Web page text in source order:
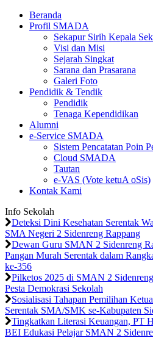
Beranda
Profil SMADA
Sekapur Sirih Kepala
Visi dan Misi
Sejarah Singkat
Sarana dan Prasarana
Galeri Foto
Pendidik & Tendik
Pendidik
Tenaga Kependidikan
Alumni
e-Service SMADA
Sistem Pencatatan Poin
Cloud SMADA
Tautan
e-VAS (Vote ketuA oSis)
Kontak Kami
Info Sekolah
Deteksi Dini Kesehatan Serentak
SMA Negeri 2 Sidenreng Rappang
Dewan Guru SMAN 2 Sidenreng
Pangan Murah Serentak dalam
ke-356
Pilketos 2025 di SMAN 2
Pesta Demokrasi Sekolah
Sosialisasi Tahapan Pemilihan
Serentak SMA/SMK se-Kabupaten
Tingkatkan Literasi Keuangan, PT
BEI Edukasi Pelajar SMAN 2